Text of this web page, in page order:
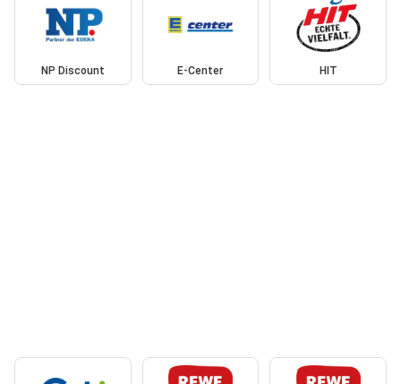
NP Discount E-Center HIT